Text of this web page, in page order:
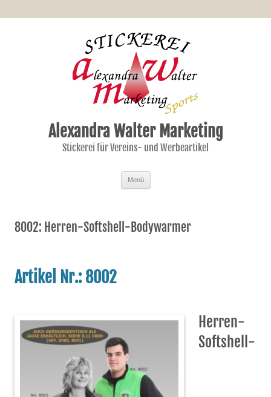
Alexandra Walter Marketing
Stickerei für Vereins- und Werbeartikel
Menü
8002: Herren-Softshell-Bodywarmer
Artikel Nr.: 8002
Herren-
Softshell-